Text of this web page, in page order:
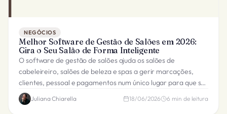
NEGÓCIOS
Melhor Software de Gestão de Salões em 2026:
Gira o Seu Salão de Forma Inteligente
O software de gestão de salões ajuda os salões de
cabeleireiro, salões de beleza e spas a gerir marcações,
clientes, pessoal e pagamentos num único lugar para que se
possa concentrar nos serviços.
Juliana Chiarella 18/06/2026 6 min de leitura